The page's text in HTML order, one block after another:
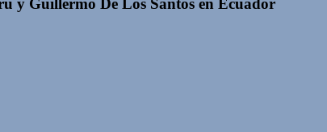
y Guillermo De Los Santos en Ecuador